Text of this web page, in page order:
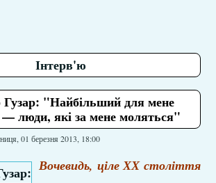
Інтерв'ю
"Найбільший для мене
— люди, які за мене моляться"
01 березня 2013, 18:00
Вочевидь, ціле ХХ століття